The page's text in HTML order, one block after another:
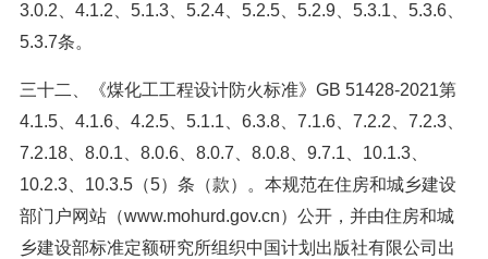
3.0.2、4.1.2、5.1.3、5.2.4、5.2.5、5.2.9、5.3.1、5.3.6、
5.3.7条。
三十二、《煤化工工程设计防火标准》GB 51428-2021第
4.1.5、4.1.6、4.2.5、5.1.1、6.3.8、7.1.6、7.2.2、7.2.3、
7.2.18、8.0.1、8.0.6、8.0.7、8.0.8、9.7.1、10.1.3、
10.2.3、10.3.5（5）条（款）。本规范在住房和城乡建设
部门户网站（www.mohurd.gov.cn）公开，并由住房和城
乡建设部标准定额研究所组织中国计划出版社有限公司出